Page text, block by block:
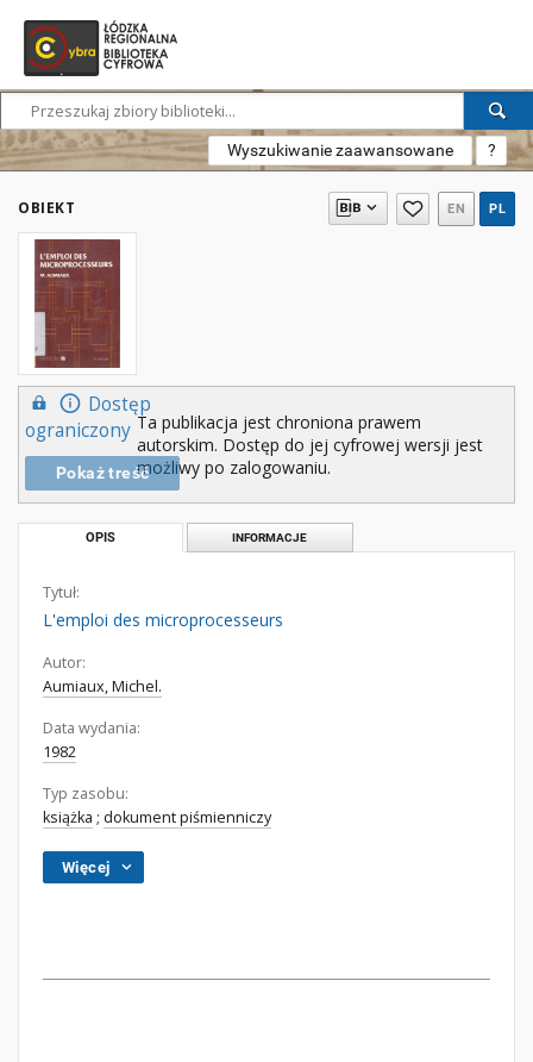
Wyszukiwanie zaawansowane ?
OBIEKT EN PL
Dostęp
ograniczony
Pokaż treść
Ta publikacja jest chroniona prawem
autorskim. Dostęp do jej cyfrowej wersji jest
możliwy po zalogowaniu.
OPIS INFORMACJE
Tytuł:
L'emploi des microprocesseurs
Autor:
Aumiaux, Michel.
Data wydania:
1982
Typ zasobu:
książka ; dokument piśmienniczy
Więcej